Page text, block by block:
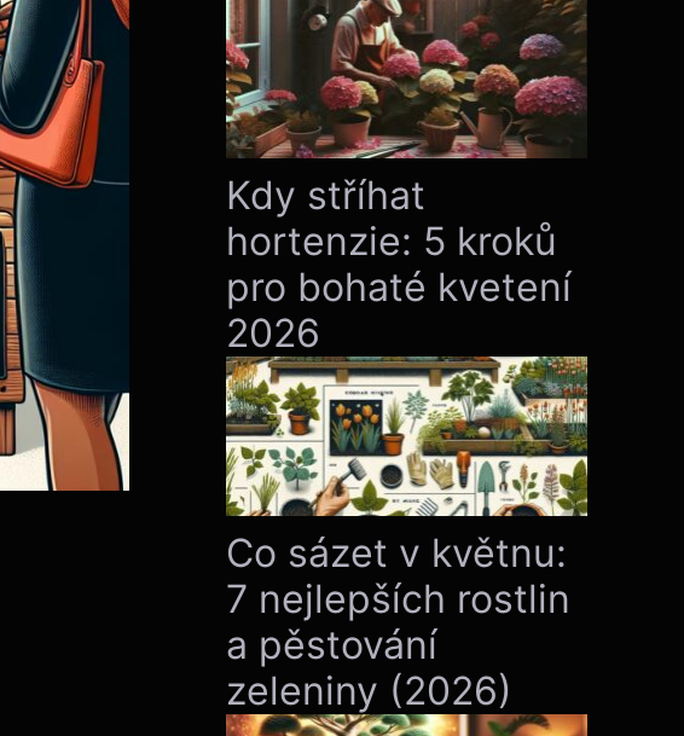
Kdy stříhat
hortenzie: 5 kroků
pro bohaté kvetení
2026
Co sázet v květnu:
7 nejlepších rostlin
a pěstování
zeleniny (2026)